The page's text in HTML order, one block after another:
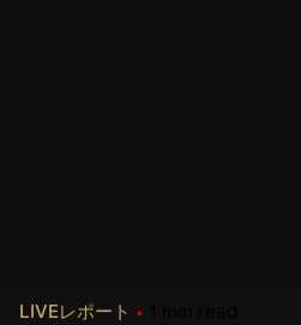
LIVEレポート